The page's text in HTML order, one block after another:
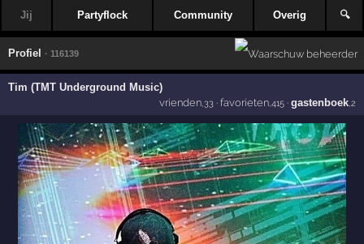
Jij Partyflock Community Overig 🔍
Profiel · 116139
Tim (TMT Underground Music)
vrienden,33· favorieten,415· gastenboek,2